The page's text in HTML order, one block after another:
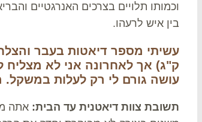
וכמותו תלויים בצרכים האנרגטיים
בין איש לרעהו.
ק"ג) אך לאחרונה אני לא
עושה גורם לי רק לעלות במשקל.
תשובת צוות דיאטנית עד הבית: אתה